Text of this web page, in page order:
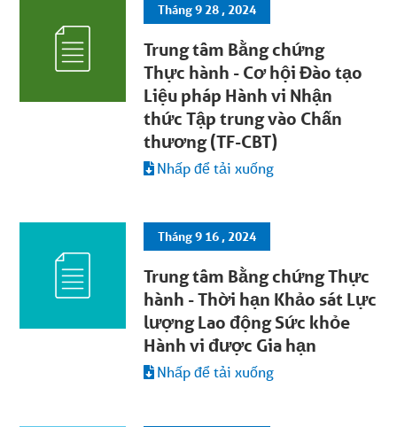
Tháng 9 28 , 2024
Trung tâm Bằng chứng
Thực hành - Cơ hội Đào tạo
Liệu pháp Hành vi Nhận
thức Tập trung vào Chấn
thương (TF-CBT)
Nhấp để tải xuống
Tháng 9 16 , 2024
Trung tâm Bằng chứng Thực
hành - Thời hạn Khảo sát Lực
lượng Lao động Sức khỏe
Hành vi được Gia hạn
Nhấp để tải xuống